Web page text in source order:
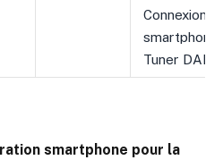
Connexion 2
Tuner DAB+
smartphone pour la